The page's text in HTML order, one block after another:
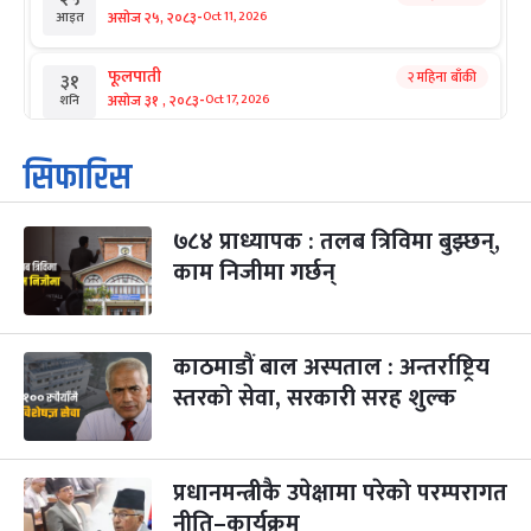
आइत असोज २५, २०८३-Oct 11, 2026
३१
शनि
फूलपाती
असोज ३१ , २०८३-Oct 17, 2026
२ महिना बाँकी
१
आइत
कार्तिक सङ्क्रान्ति
कार्तिक १, २०८३
३
मंगल
महानवमी
कार्तिक ३, २०८३-Oct 20, 2026
२ महिना बाँकी
४
बुध कार्तिक ४, २०८३ Oct 21, 2026
५
बिहि
पापा‌ङ्कुशा एकादशी व्रत
कार्तिक ५, २०८३
२ महिना बाँकी
२२
आइत
कुकुर तिहार
कार्तिक २२, २०८३-Nov 8, 2026
३ महिना बाँकी
सिफारिस
७८४ प्राध्यापक : तलब त्रिविमा बुझ्छन्,
काम निजीमा गर्छन्
काठमाडौं बाल अस्पताल : अन्तर्राष्ट्रिय
स्तरको सेवा, सरकारी सरह शुल्क
प्रधानमन्त्रीकै उपेक्षामा परेको परम्परागत